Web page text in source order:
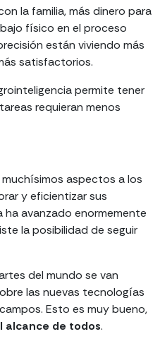
la familia, más dinero para
físico en el proceso
están viviendo más
satisfactorios.
permite tener
requieran menos
aspectos a los
y eficientizar sus
avanzado enormemente
la posibilidad de seguir
del mundo se van
las nuevas tecnologías
Esto es muy bueno,
alcance de todos.